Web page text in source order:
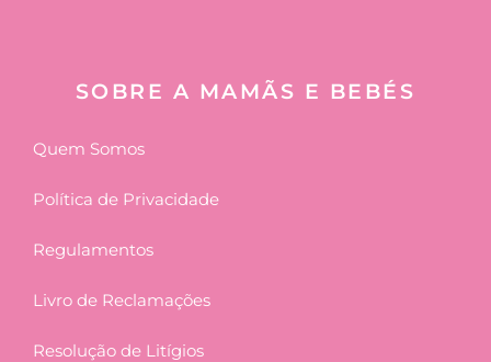
SOBRE A MAMÃS E BEBÉS
Quem Somos
Política de Privacidade
Regulamentos
Livro de Reclamações
Resolução de Litígios